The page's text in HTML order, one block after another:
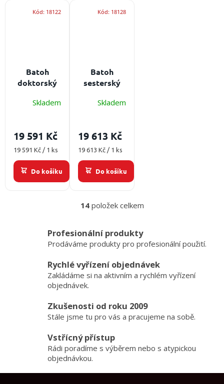
Batoh
doktorský
Obsah: bez
Skladem
19 591 Kč
Měrná
19 591 Kč / 1 ks
Do košíku
Kód: 18122
Batoh
sesterský
Obsah: bez
Skladem
19 613 Kč
Měrná
19 613 Kč / 1 ks
Do košíku
Kód: 18128
O
á
d
c
í
v
k
y
ý
p
14položek celkem
Profesionální produkty
Prodáváme produkty pro profesionální použití.
Rychlé vyřízení objednávek
Zakládáme si na aktivním a rychlém vyřízení
objednávek.
Zkušenosti od roku 2009
Stále jsme tu pro vás a pracujeme na sobě.
Vstřícný přístup
Rádi poradíme s výběrem nebo s atypickou
objednávkou.